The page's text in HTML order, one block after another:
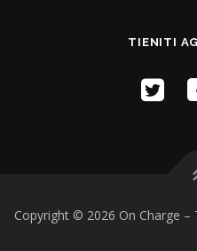
TIENITI
Copyright © 2026 On Charge –